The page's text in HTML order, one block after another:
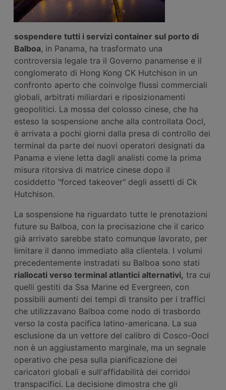
sospendere tutti i servizi container sul porto di
Balboa, in Panama, ha trasformato una
controversia legale tra il Governo panamense e il
conglomerato di Hong Kong CK Hutchison in un
confronto aperto che coinvolge flussi commerciali
globali, arbitrati miliardari e riposizionamenti
geopolitici. La mossa del colosso cinese, che ha
esteso la sospensione anche alla controllata Oocl,
è arrivata a pochi giorni dalla presa di controllo dei
terminal da parte dei nuovi operatori designati da
Panama e viene letta dagli analisti come la prima
misura ritorsiva di matrice cinese dopo il
cosiddetto "forced takeover" degli assetti di Ck
Hutchison.
La sospensione ha riguardato tutte le prenotazioni
future su Balboa, con la precisazione che il carico
già arrivato sarebbe stato comunque lavorato, per
limitare il danno immediato alla clientela. I volumi
precedentemente instradati su Balboa sono stati
riallocati verso terminal atlantici alternativi, tra cui
quelli gestiti da Ssa Marine ed Evergreen, con
possibili aumenti dei tempi di transito per i traffici
che utilizzavano Balboa come nodo di trasbordo
verso la costa pacifica latino-americana. La sua
esclusione da un vettore del calibro di Cosco-Oocl
non è un aggiustamento marginale, ma un segnale
operativo che pesa sulla pianificazione dei
caricatori globali e sull'affidabilità dei corridoi
transpacifici. La decisione dimostra che gli